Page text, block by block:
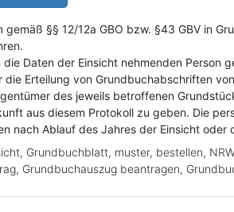
gemäß §§ 12/12a GBO bzw. §43 GBV in
die Daten der Einsicht nehmenden Person
die Erteilung von Grundbuchabschriften
des jeweils betroffenen
aus diesem Protokoll zu geben. Die
nach Ablauf des Jahres der Einsicht
Grundbuchblatt, muster, bestellen,
Grundbuchauszug beantragen,